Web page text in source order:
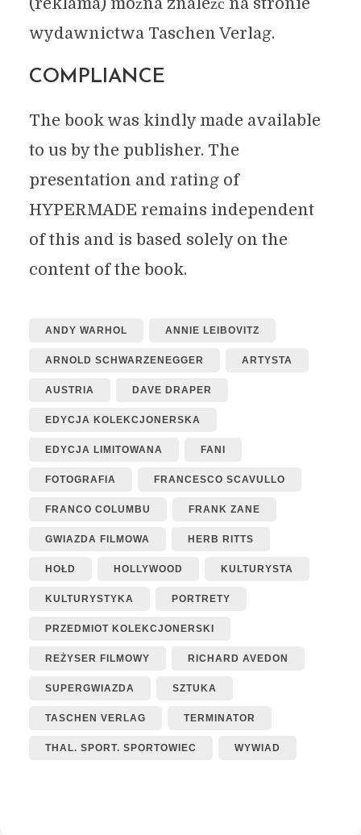
(reklama) można znaleźć na stronie
wydawnictwa Taschen Verlag.
COMPLIANCE
The book was kindly made available
to us by the publisher. The
presentation and rating of
HYPERMADE remains independent
of this and is based solely on the
content of the book.
ANDY WARHOL ANNIE LEIBOVITZ
ARNOLD SCHWARZENEGGER ARTYSTA
AUSTRIA DAVE DRAPER
EDYCJA KOLEKCJONERSKA
EDYCJA LIMITOWANA FANI
FOTOGRAFIA FRANCESCO SCAVULLO
FRANCO COLUMBU FRANK ZANE
GWIAZDA FILMOWA HERB RITTS
HOŁD HOLLYWOOD KULTURYSTA
KULTURYSTYKA PORTRETY
PRZEDMIOT KOLEKCJONERSKI
REŻYSER FILMOWY RICHARD AVEDON
SUPERGWIAZDA SZTUKA
TASCHEN VERLAG TERMINATOR
THAL. SPORT. SPORTOWIEC WYWIAD